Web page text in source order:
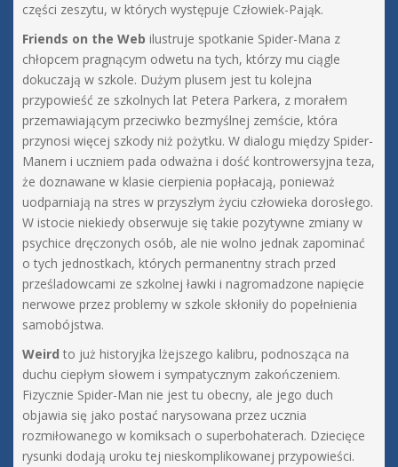
części zeszytu, w których występuje Człowiek-Pająk.
Friends on the Web ilustruje spotkanie Spider-Mana z
chłopcem pragnącym odwetu na tych, którzy mu ciągle
dokuczają w szkole. Dużym plusem jest tu kolejna
przypowieść ze szkolnych lat Petera Parkera, z morałem
przemawiającym przeciwko bezmyślnej zemście, która
przynosi więcej szkody niż pożytku. W dialogu między Spider-
Manem i uczniem pada odważna i dość kontrowersyjna teza,
że doznawane w klasie cierpienia popłacają, ponieważ
uodparniają na stres w przyszłym życiu człowieka dorosłego.
W istocie niekiedy obserwuje się takie pozytywne zmiany w
psychice dręczonych osób, ale nie wolno jednak zapominać
o tych jednostkach, których permanentny strach przed
prześladowcami ze szkolnej ławki i nagromadzone napięcie
nerwowe przez problemy w szkole skłoniły do popełnienia
samobójstwa.
Weird to już historyjka lżejszego kalibru, podnosząca na
duchu ciepłym słowem i sympatycznym zakończeniem.
Fizycznie Spider-Man nie jest tu obecny, ale jego duch
objawia się jako postać narysowana przez ucznia
rozmiłowanego w komiksach o superbohaterach. Dziecięce
rysunki dodają uroku tej nieskomplikowanej przypowieści.